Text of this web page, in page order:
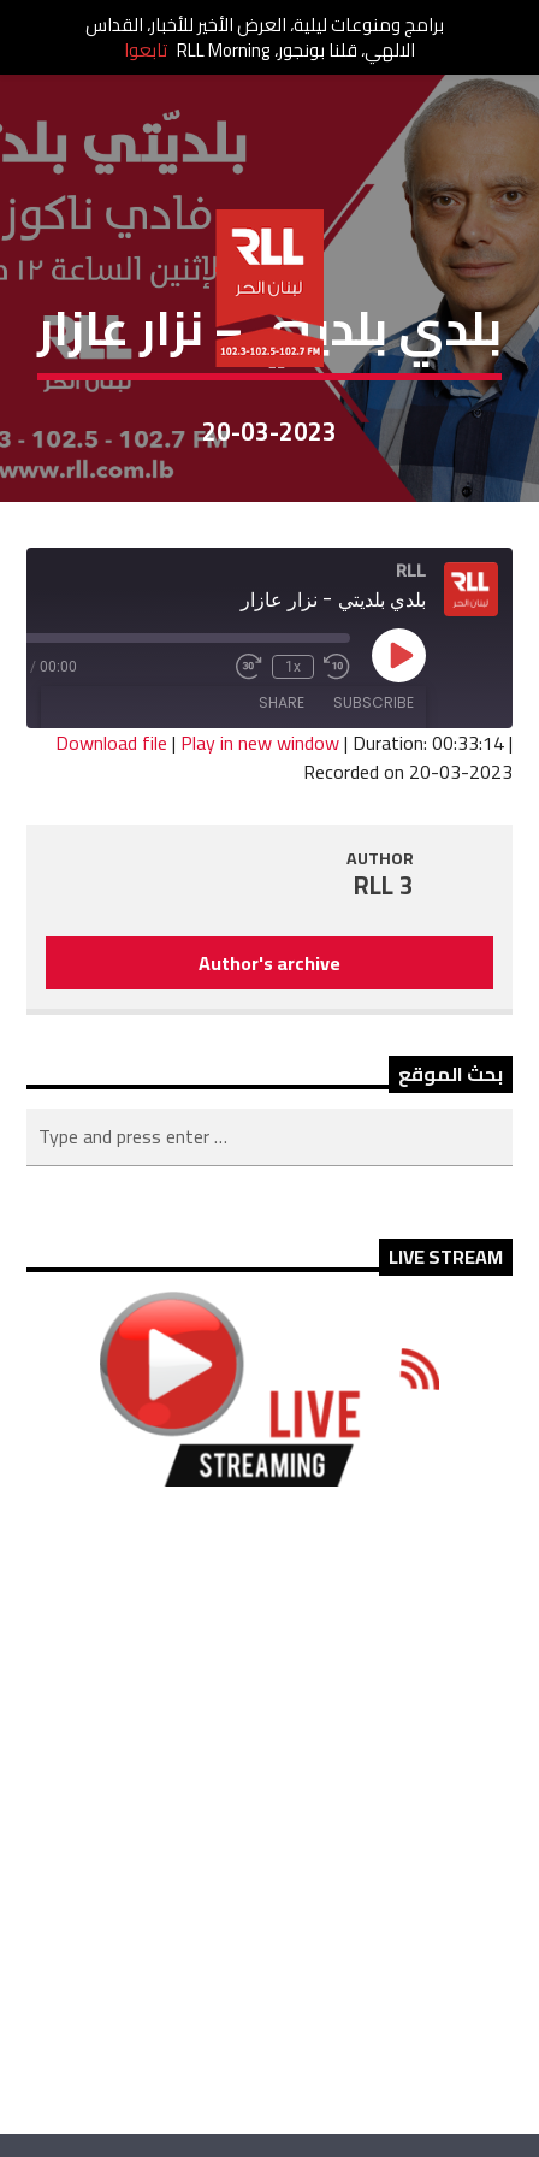
بلديتي بلدتي
بلدي بلديتي – نزار عازار
20-03-2023
RLL
بلدي بلديتي - نزار عازار
Play
Episode
Rewind
10
Seconds
1x
Fast
seconds
00:00
/
SUBSCRIBE
SHARE
SHARE
Download file| Play in new window| Duration: 00:33:14|
Recorded on 20-03-2023
AUTHOR
RLL 3
Author's archive
بحث الموقع
LIVE STREAM
برامج ومنوعات ليلية، العرض الأخير للأخبار، القداس
الالهي، قلنا بونجور، RLL Morning تابعوا